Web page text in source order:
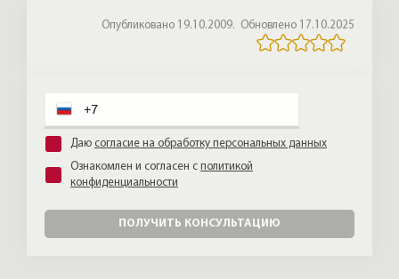
Опубликовано 19.10.2009. Обновлено 17.10.2025
Даю согласие на обработку персональных данных
Ознакомлен и согласен с политикой
конфиденциальности
ПОЛУЧИТЬ КОНСУЛЬТАЦИЮ